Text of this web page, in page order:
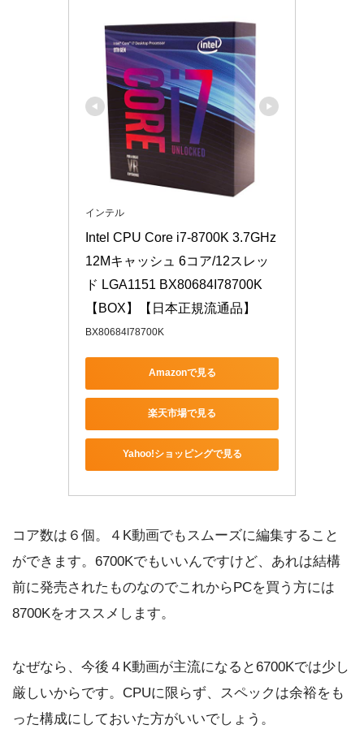
インテル
Intel CPU Core i7-8700K 3.7GHz
12Mキャッシュ 6コア/12スレッ
ド LGA1151 BX80684I78700K
【BOX】【日本正規流通品】
BX80684I78700K
Amazonで見る
楽天市場で見る
Yahoo!ショッピングで見る
コア数は６個。４K動画でもスムーズに編集すること
ができます。6700Kでもいいんですけど、あれは結構
前に発売されたものなのでこれからPCを買う方には
8700Kをオススメします。
なぜなら、今後４K動画が主流になると6700Kでは少し
厳しいからです。CPUに限らず、スペックは余裕をも
った構成にしておいた方がいいでしょう。